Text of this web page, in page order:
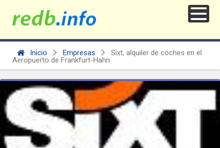
Inicio Empresas
Sixt, alquiler de coches en el
Aeropuerto de Frankfurt-Hahn